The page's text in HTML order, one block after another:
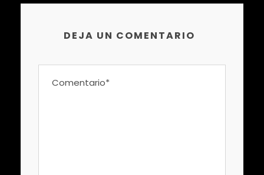
DEJA UN COMENTARIO